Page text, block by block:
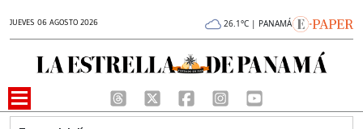
JUEVES 06 AGOSTO 2026 26.1°C | PANAMÁ